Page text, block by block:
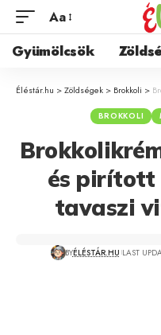
Aa
Gyümölcsök
Éléstár.hu >Zöldségek > Brokkoli >
BROKKOLI
és pirított
tavaszi
BYÉLÉSTÁR.HU LAST